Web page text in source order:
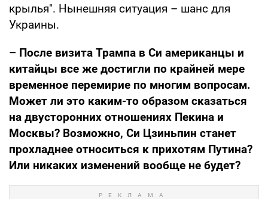
крылья". Нынешняя ситуация – шанс для
Украины.
– После визита Трампа в Си американцы и
китайцы все же достигли по крайней мере
временное перемирие по многим вопросам.
Может ли это каким-то образом сказаться
на двусторонних отношениях Пекина и
Москвы? Возможно, Си Цзиньпин станет
прохладнее относиться к прихотям Путина?
Или никаких изменений вообще не будет?